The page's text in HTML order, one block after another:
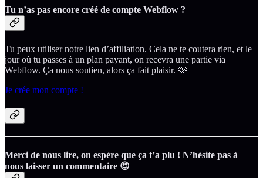
Tu n’as pas encore créé de compte Webflow ?
Tu peux utiliser notre lien d’affiliation. Cela ne te coutera rien, et le
jour où tu passes à un plan payant, on recevra une partie via
Webflow. Ça nous soutien, alors ça fait plaisir. 🫶
Je crée mon compte !
Merci de nous lire, on espère que ça t’a plu ! N’hésite pas à
nous laisser un commentaire 😍